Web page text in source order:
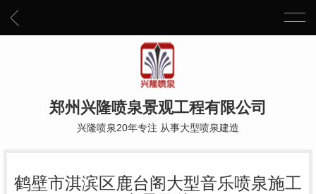
郑州兴隆喷泉景观工程有限公司
兴隆喷泉20年专注 从事大型喷泉建造
鹤壁市淇滨区鹿台阁大型音乐喷泉施工